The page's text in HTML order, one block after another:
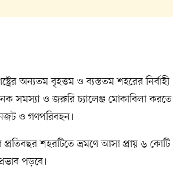
অন্যতম বৃহত্তম ও ব্যস্ততম শহরের নির্বাহী
সমস্যা ও জরুরি চ্যালেঞ্জ মোকাবিলা করতে
ও গণপরিবহন।
প্রতিবছর শহরটিতে ভ্রমণে আসা প্রায় ৬ কোটি
পড়বে।